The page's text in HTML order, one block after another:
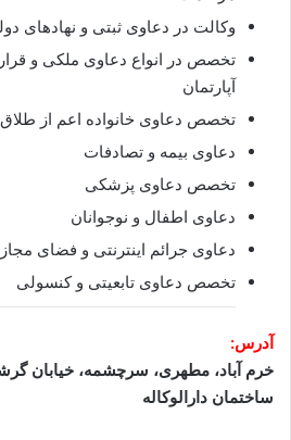
وکالت در دعاوی ثبتی و نهادهای
تخصص در انواع دعاوی ملکی و
آپارتمان
تخصص دعاوی خانواده اعم از طلاق
دعاوی بیمه و تصادفات
تخصص دعاوی پزشکی
دعاوی اطفال و نوجوانان
دعاوی جرائم اینترنتی و فضای
تخصص دعاوی تابعیتی و کنسولی
آدرس:
خرم آباد، مطهری، سرچشمه، خیابان
ساختمان دارالوکاله